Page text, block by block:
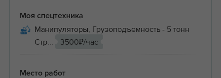
Моя спецтехника
Манипуляторы, Грузоподъемность - 5 тонн
Стр...
3500₽/час
Место работ